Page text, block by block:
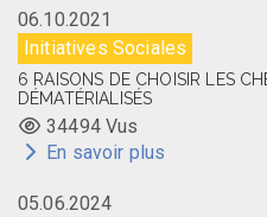
06.10.2021
Initiatives Sociales
6 RAISONS DE CHOISIR LES
DÉMATÉRIALISÉS
34494 Vus
En savoir plus
05.06.2024